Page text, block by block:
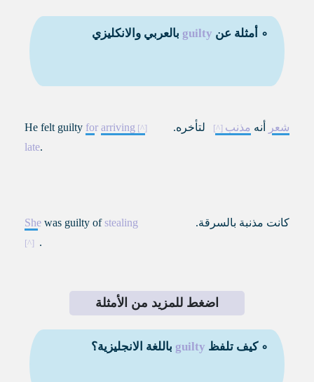
∘ أمثلة عن guilty بالعربي والانكليزي
شعر أنه مذنب لتأخره. He felt guilty for arriving
late.
كانت مذنبة بالسرقة. She was guilty ofstealing
.
اضغط للمزيد من الأمثلة
∘ كيف تلفظ guilty باللغة الانجليزية؟